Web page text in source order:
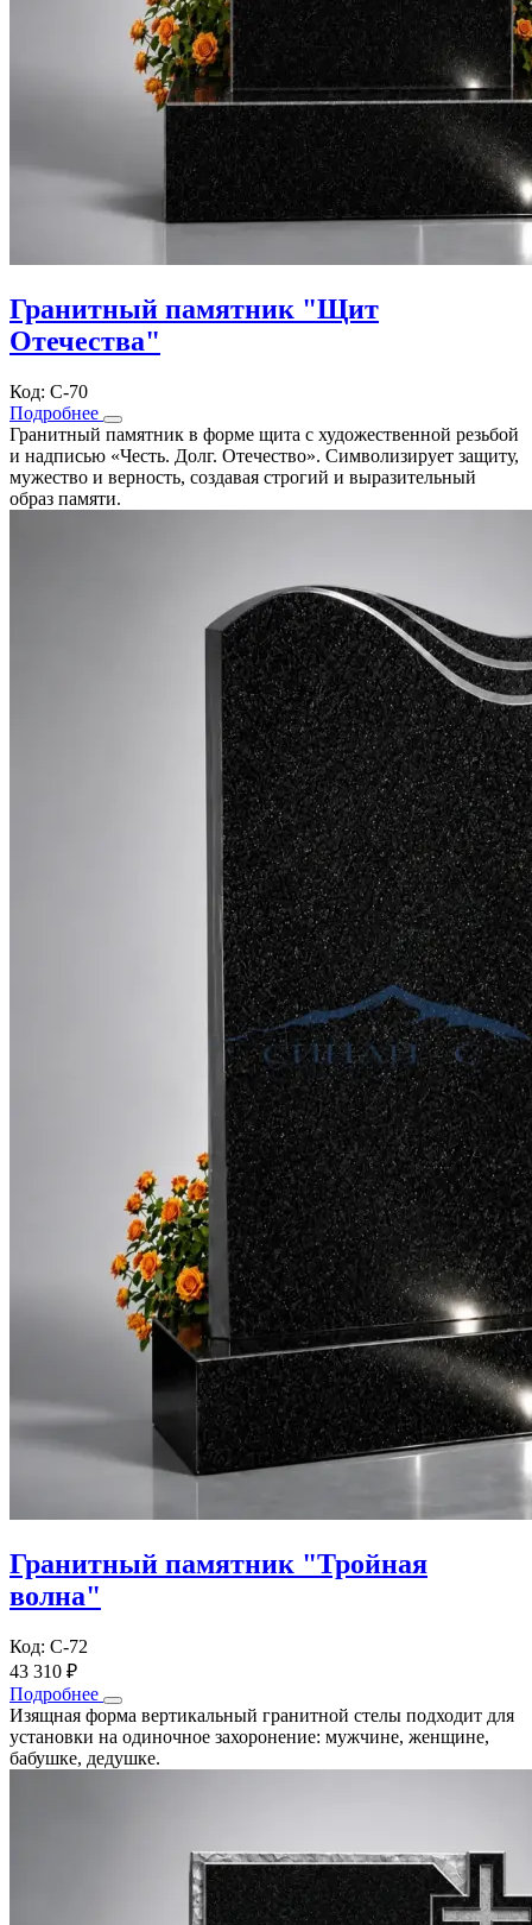
Гранитный памятник "Щит
Отечества"
Код: С-70
Подробнее
Гранитный памятник в форме щита с художественной резьбой
и надписью «Честь. Долг. Отечество». Символизирует защиту,
мужество и верность, создавая строгий и выразительный
образ памяти.
Гранитный памятник "Тройная
волна"
Код: С-72
43 310 ₽
Подробнее
Изящная форма вертикальный гранитной стелы подходит для
установки на одиночное захоронение: мужчине, женщине,
бабушке, дедушке.